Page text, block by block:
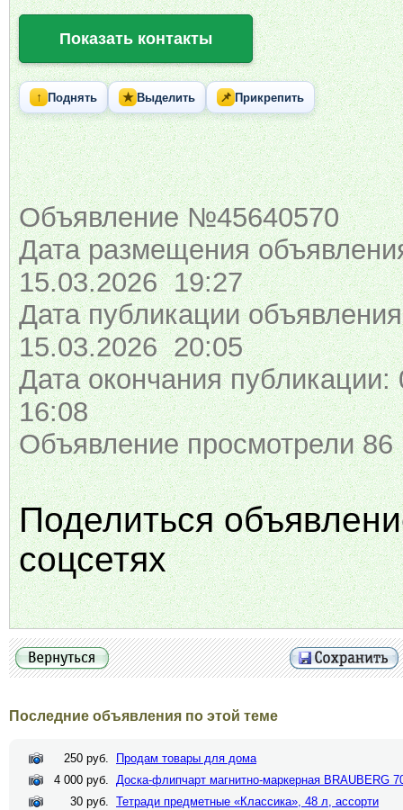
Показать контакты
↑ Поднять ★ Выделить 📌 Прикрепить
Объявление №45640570
Дата размещения
15.03.2026 19:27
Дата публикации
15.03.2026 20:05
Дата окончания публикации:
16:08
Объявление просмотрели 86
Поделиться
соцсетях
Последние объявления по этой теме
250 руб.
Продам товары для дома
4 000 руб. Доска-флипчарт магнитно-маркерная BRAUBERG
30 руб. Тетради предметные «Классика», 48 л, ассорти